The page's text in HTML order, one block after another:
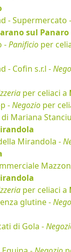
- Supermercato -
sul Panaro
-Panificio per
- Cofin s.r.l -
per celiaci a
-Negozio per
Mariana
Mirandola -
per celiaci a
glutine -
di Gola -